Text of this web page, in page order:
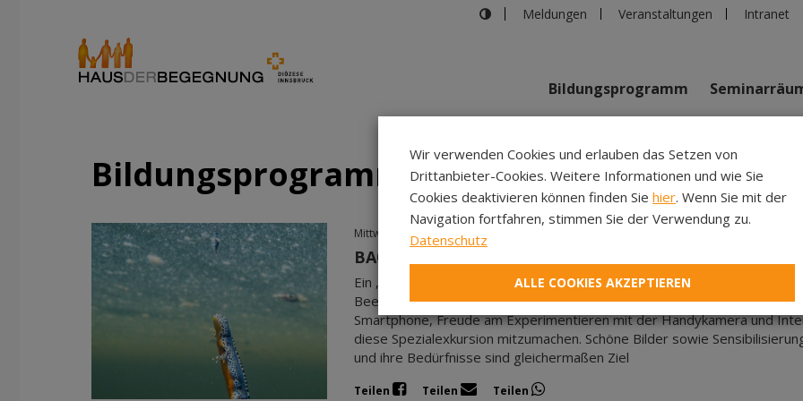
Meldungen Veranstaltungen Intranet
Bildungsprogramm
Bildungsprogramm Haus der
Mittwoch, 26.08.2026
BA0200264, EZWK Moore Wissen Emotion:
Ein „Oscarpreisträger der Fotografie“ teilt seine Expertise und seinen
Beeindruckende Bilder entstehen und das ganz ohne Störung der
Smartphone, Freude am Experimentieren mit der Handykamera und
diese Spezialexkursion mitzumachen. Schöne Bilder sowie
und ihre Bedürfnisse sind gleichermaßen Ziel
Teilen Teilen Teilen
Wir verwenden Cookies und erlauben das Setzen von
Drittanbieter-Cookies. Weitere Informationen und wie Sie
Cookies deaktivieren können finden Sie hier. Wenn Sie mit der
Navigation fortfahren, stimmen Sie der Verwendung zu.
Datenschutz
ALLE COOKIES AKZEPTIEREN